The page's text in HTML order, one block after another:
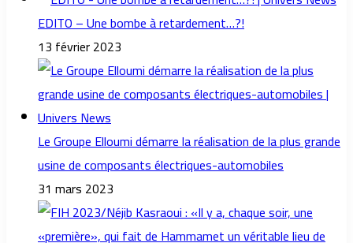
EDITO – Une bombe à retardement…?!
13 février 2023
Le Groupe Elloumi démarre la réalisation de la plus grande
usine de composants électriques-automobiles
31 mars 2023